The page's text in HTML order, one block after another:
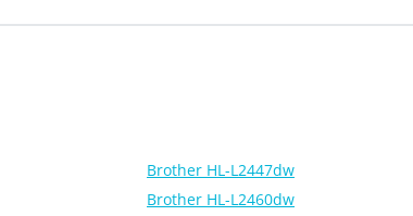
Brother HL-L2447dw
Brother HL-L2460dw